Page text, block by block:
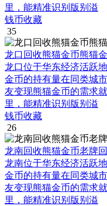
里，能精准识别版别溢
钱币收藏
35
龙口回收熊猫金币熊猫
龙口位于华东经济活跃
金币的持有量在同类城
友变现熊猫金币的需求
里，能精准识别版别溢
钱币收藏
26
龙南回收熊猫金币老牌
龙南位于华东经济活跃
金币的持有量在同类城
友变现熊猫金币的需求
里，能精准识别版别溢